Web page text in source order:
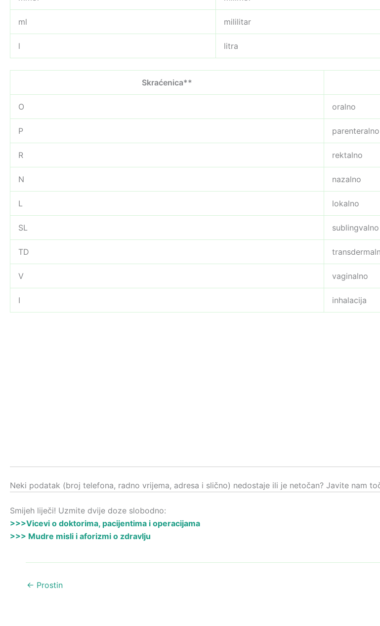
ml mililitar
l litra
Skraćenica**
O oralno
P parenteralno
R rektalno
N nazalno
L lokalno
SL sublingvalno
TD
V vaginalno
I inhalacija
Neki podatak (broj telefona, radno vrijema, adresa i slično) nedostaje ili je netočan? Javite nam
Smijeh liječi! Uzmite dvije doze slobodno:
>>>Vicevi o doktorima, pacijentima i operacijama
>>> Mudre misli i aforizmi o zdravlju
← Prostin